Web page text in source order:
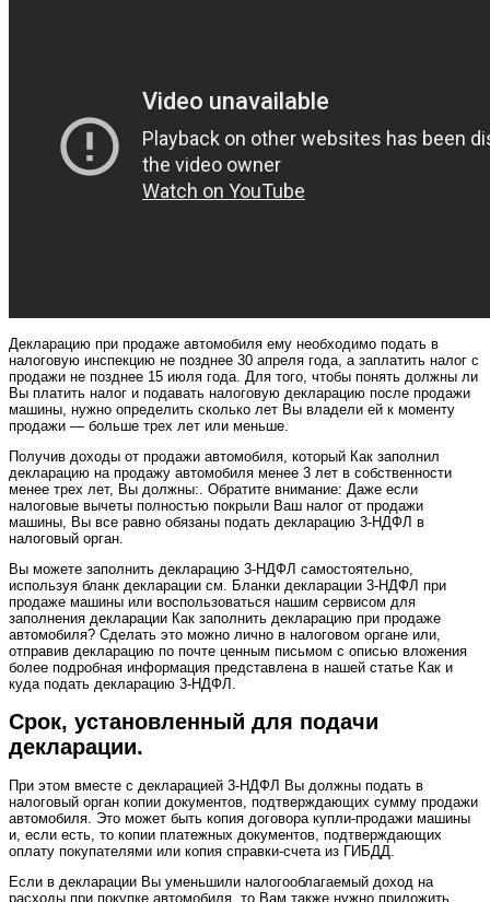
Декларацию при продаже автомобиля ему необходимо подать в
налоговую инспекцию не позднее 30 апреля года, а заплатить налог с
продажи не позднее 15 июля года. Для того, чтобы понять должны ли
Вы платить налог и подавать налоговую декларацию после продажи
машины, нужно определить сколько лет Вы владели ей к моменту
продажи — больше трех лет или меньше.
Получив доходы от продажи автомобиля, который Как заполнил
декларацию на продажу автомобиля менее 3 лет в собственности
менее трех лет, Вы должны:. Обратите внимание: Даже если
налоговые вычеты полностью покрыли Ваш налог от продажи
машины, Вы все равно обязаны подать декларацию 3-НДФЛ в
налоговый орган.
Вы можете заполнить декларацию 3-НДФЛ самостоятельно,
используя бланк декларации см. Бланки декларации 3-НДФЛ при
продаже машины или воспользоваться нашим сервисом для
заполнения декларации Как заполнить декларацию при продаже
автомобиля? Сделать это можно лично в налоговом органе или,
отправив декларацию по почте ценным письмом с описью вложения
более подробная информация представлена в нашей статье Как и
куда подать декларацию 3-НДФЛ.
Срок, установленный для подачи
декларации.
При этом вместе с декларацией 3-НДФЛ Вы должны подать в
налоговый орган копии документов, подтверждающих сумму продажи
автомобиля. Это может быть копия договора купли-продажи машины
и, если есть, то копии платежных документов, подтверждающих
оплату покупателями или копия справки-счета из ГИБДД.
Если в декларации Вы уменьшили налогооблагаемый доход на
расходы при покупке автомобиля, то Вам также нужно приложить